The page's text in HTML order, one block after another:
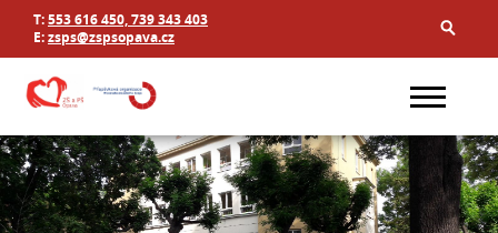
T:553 616 450, 739 343 403
E:zsps@zspsopava.cz